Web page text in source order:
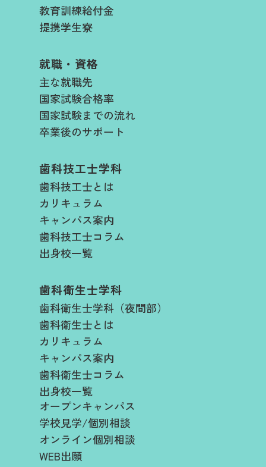
教育訓練給付金
提携学生寮
就職・資格
主な就職先
国家試験合格率
国家試験までの流れ
卒業後のサポート
歯科技工士学科
歯科技工士とは
カリキュラム
キャンパス案内
歯科技工士コラム
出身校一覧
歯科衛生士学科
歯科衛生士学科（夜間部）
歯科衛生士とは
カリキュラム
キャンパス案内
歯科衛生士コラム
出身校一覧
オープンキャンパス
学校見学/個別相談
オンライン個別相談
WEB出願